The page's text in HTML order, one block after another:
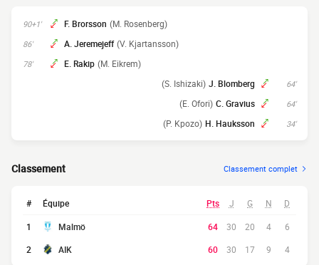
90+1' F. Brorsson (M. Rosenberg)
86' A. Jeremejeff (V. Kjartansson)
78' E. Rakip (M. Eikrem)
64'
J. Blomberg
(S. Ishizaki)
64'
C. Gravius
(E. Ofori)
34'
H. Hauksson
(P. Kpozo)
Classement Classement complet
# Équipe Pts J G N D
1 Malmö 64 30 20 4
6
2
AIK 60 30 17 9 4